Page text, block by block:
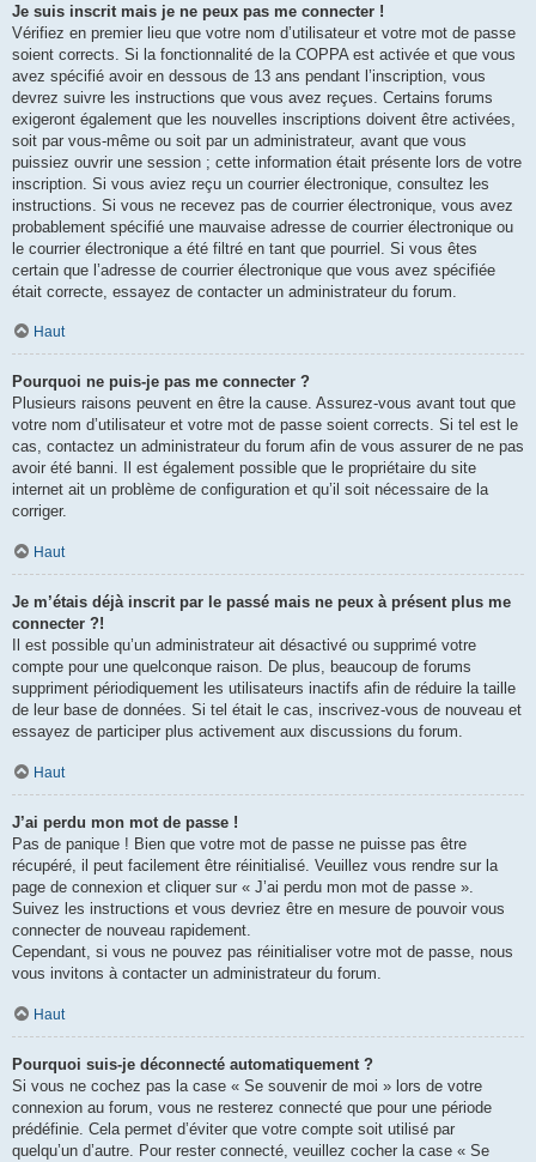
Je suis inscrit mais je ne peux pas me connecter !
Vérifiez en premier lieu que votre nom d’utilisateur et votre mot de passe
soient corrects. Si la fonctionnalité de la COPPA est activée et que vous
avez spécifié avoir en dessous de 13 ans pendant l’inscription, vous
devrez suivre les instructions que vous avez reçues. Certains forums
exigeront également que les nouvelles inscriptions doivent être activées,
soit par vous-même ou soit par un administrateur, avant que vous
puissiez ouvrir une session ; cette information était présente lors de votre
inscription. Si vous aviez reçu un courrier électronique, consultez les
instructions. Si vous ne recevez pas de courrier électronique, vous avez
probablement spécifié une mauvaise adresse de courrier électronique ou
le courrier électronique a été filtré en tant que pourriel. Si vous êtes
certain que l’adresse de courrier électronique que vous avez spécifiée
était correcte, essayez de contacter un administrateur du forum.
Haut
Pourquoi ne puis-je pas me connecter ?
Plusieurs raisons peuvent en être la cause. Assurez-vous avant tout que
votre nom d’utilisateur et votre mot de passe soient corrects. Si tel est le
cas, contactez un administrateur du forum afin de vous assurer de ne pas
avoir été banni. Il est également possible que le propriétaire du site
internet ait un problème de configuration et qu’il soit nécessaire de la
corriger.
Haut
Je m’étais déjà inscrit par le passé mais ne peux à présent plus me
connecter ?!
Il est possible qu’un administrateur ait désactivé ou supprimé votre
compte pour une quelconque raison. De plus, beaucoup de forums
suppriment périodiquement les utilisateurs inactifs afin de réduire la taille
de leur base de données. Si tel était le cas, inscrivez-vous de nouveau et
essayez de participer plus activement aux discussions du forum.
Haut
J’ai perdu mon mot de passe !
Pas de panique ! Bien que votre mot de passe ne puisse pas être
récupéré, il peut facilement être réinitialisé. Veuillez vous rendre sur la
page de connexion et cliquer sur « J’ai perdu mon mot de passe ».
Suivez les instructions et vous devriez être en mesure de pouvoir vous
connecter de nouveau rapidement.
Cependant, si vous ne pouvez pas réinitialiser votre mot de passe, nous
vous invitons à contacter un administrateur du forum.
Haut
Pourquoi suis-je déconnecté automatiquement ?
Si vous ne cochez pas la case « Se souvenir de moi » lors de votre
connexion au forum, vous ne resterez connecté que pour une période
prédéfinie. Cela permet d’éviter que votre compte soit utilisé par
quelqu’un d’autre. Pour rester connecté, veuillez cocher la case « Se